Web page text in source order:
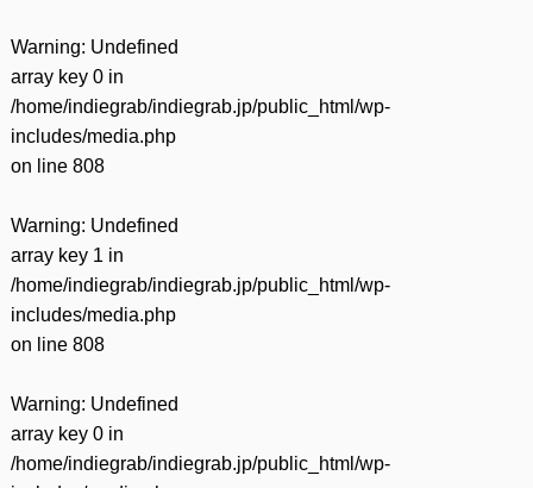
Warning: Undefined
array key 0 in
/home/indiegrab/indiegrab.jp/public_html/wp-
includes/media.php
on line 808
Warning: Undefined
array key 1 in
/home/indiegrab/indiegrab.jp/public_html/wp-
includes/media.php
on line 808
Warning: Undefined
array key 0 in
/home/indiegrab/indiegrab.jp/public_html/wp-